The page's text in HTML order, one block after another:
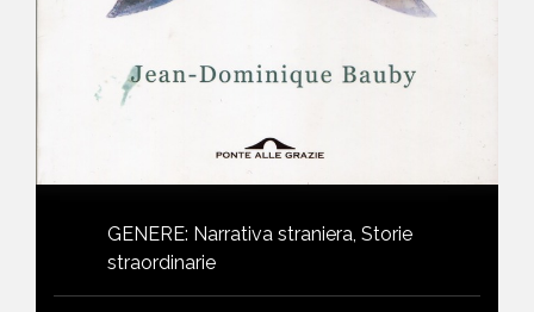
GENERE: Narrativa straniera, Storie
straordinarie